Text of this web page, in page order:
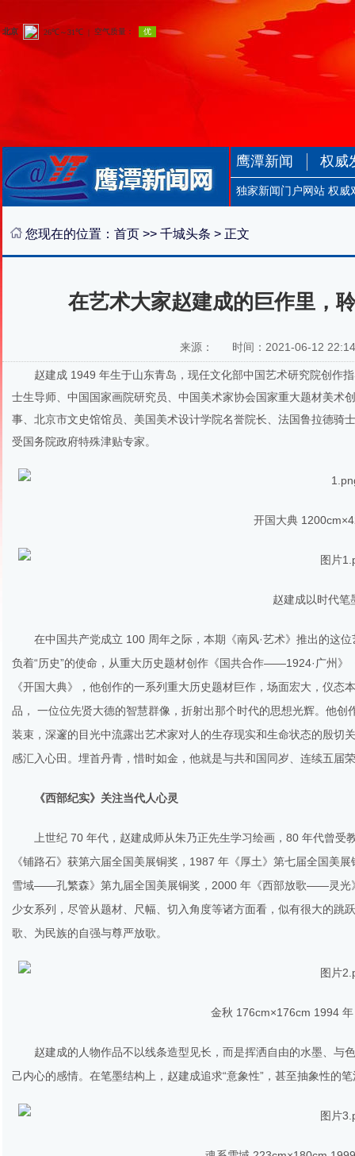
鹰潭新闻 权威
独家新闻门户网站 权威
您现在的位置： 首页 >> 千城头条 > 正文
在艺术大家赵建成的巨作里，
来源： 时间：2021-06-12
赵建成 1949 年生于山东青岛，现任文化部中国艺术研究院创作
士生导师、中国国家画院研究员、中国美术家协会国家重大题材美术
事、北京市文史馆馆员、美国美术设计学院名誉院长、法国鲁拉德骑
受国务院政府特殊津贴专家。
开国大典
赵建成以时代笔
在中国共产党成立 100 周年之际，本期《南风·艺术》推出的这
负着“历史”的使命，从重大历史题材创作《国共合作——1924·广州
《开国大典》，他创作的一系列重大历史题材巨作，场面宏大，仪
品， 一位位先贤大德的智慧群像，折射出那个时代的思想光辉。他
装束，深邃的目光中流露出艺术家对人的生存现实和生命状态的殷切
感汇入心田。埋首丹青，惜时如金，他就是与共和国同岁、连续五届
《西部纪实》关注当代人心灵
上世纪 70 年代，赵建成师从朱乃正先生学习绘画，80 年代曾
《铺路石》获第六届全国美展铜奖，1987 年《厚土》第七届全国美
雪域——孔繁森》第九届全国美展铜奖，2000 年《西部放歌——灵光
少女系列，尽管从题材、尺幅、切入角度等诸方面看，似有很大的跳
歌、为民族的自强与尊严放歌。
金秋 176cm×176cm 1994
赵建成的人物作品不以线条造型见长，而是挥洒自由的水墨、与
己内心的感情。在笔墨结构上，赵建成追求“意象性”，甚至抽象性的